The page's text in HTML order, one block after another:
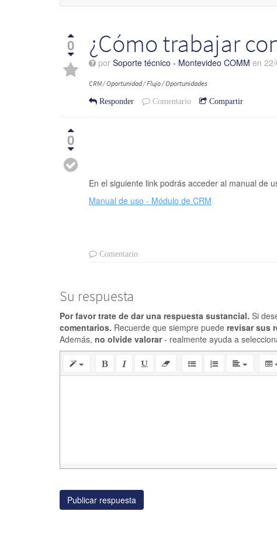
0 ¿Cómo trabajar
por Soporte técnico - Montevideo COMM en
CRM / Oportunidad / Flujo / Oportunidades
Responder Comentario Compartir
0
En el siguiente link podrás acceder al manual de
Manual de uso - Módulo de CRM
Comentario
Su respuesta
Por favor trate de dar una respuesta sustancial. Si
comentarios. Recuerde que siempre puede revisar sus
Además, no olvide valorar- realmente ayuda a
Publicar respuesta